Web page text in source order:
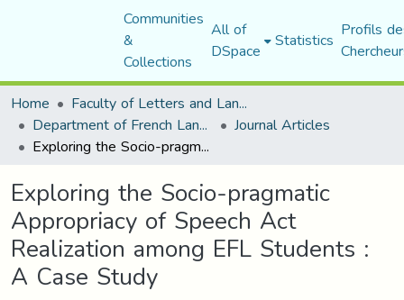
Communities
&
Collections
All of
DSpace Statistics Profils
Home
Faculty of Letters and Languages
Department of French Language and Literature Journal Articles
Exploring the Socio-pragmatic Appropriacy of Speech Act Realization among EFL Students : A Case Study
Exploring the Socio-pragmatic
Appropriacy of Speech Act
Realization among EFL Students :
A Case Study